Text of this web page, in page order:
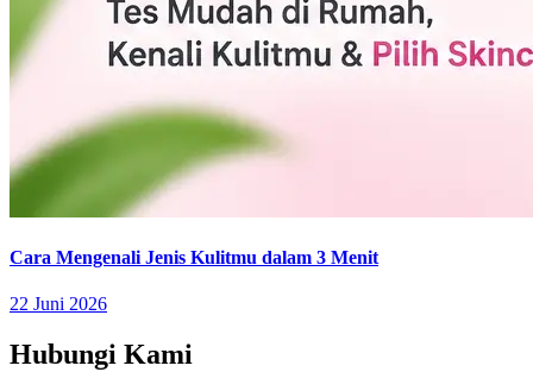
Cara Mengenali Jenis Kulitmu dalam 3 Menit
22 Juni 2026
Hubungi Kami